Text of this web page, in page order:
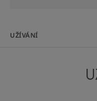
hodin***. Působí
UŽÍVÁNÍ